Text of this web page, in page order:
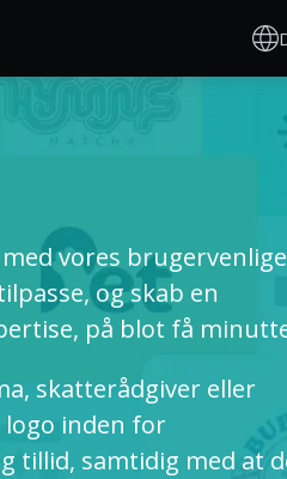
vores brugervenlige
og skab en
på blot få
skatterådgiver eller
inden for
tillid, samtidig med at